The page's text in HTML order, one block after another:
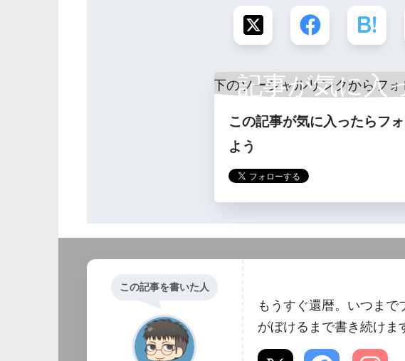
記事が気に入
らフォロー
この記事が気に入ったらフ
よう
この記事を書いた人
もうすぐ還暦。いつま
がぼけるまで書き続けま